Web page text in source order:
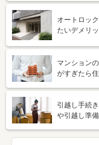
オートロッ
たいデメリ
マンション
がすぎたら
引越し手続
や引越し準